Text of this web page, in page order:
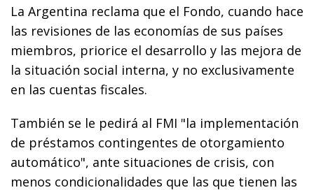
La Argentina reclama que el Fondo, cuando hace
las revisiones de las economías de sus países
miembros, priorice el desarrollo y las mejora de
la situación social interna, y no exclusivamente
en las cuentas fiscales.
También se le pedirá al FMI "la implementación
de préstamos contingentes de otorgamiento
automático", ante situaciones de crisis, con
menos condicionalidades que las que tienen las